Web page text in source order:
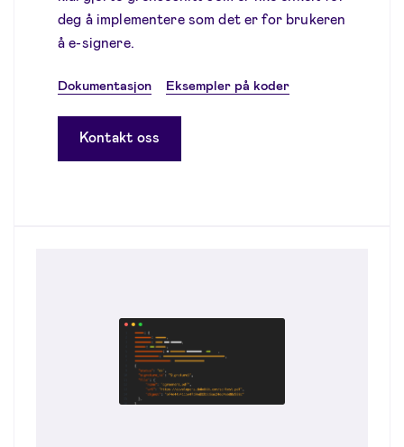
deg å implementere som det er for brukeren
å e-signere.
Dokumentasjon Eksempler på koder
Kontakt oss